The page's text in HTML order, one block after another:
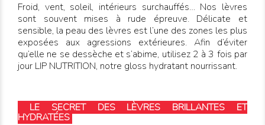
Froid, vent, soleil, intérieurs surchauffés… Nos lèvres
sont souvent mises à rude épreuve. Délicate et
sensible, la peau des lèvres est l’une des zones les plus
exposées aux agressions extérieures. Afin d’éviter
qu’elle ne se dessèche et s’abime, utilisez 2 à 3 fois par
jour LIP NUTRITION, notre gloss hydratant nourrissant.
LE SECRET DES LÈVRES BRILLANTES ET
HYDRATÉES